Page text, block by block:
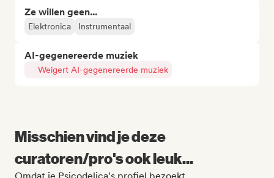
Ze willen geen...
Elektronica Instrumentaal
AI-gegenereerde muziek
Weigert AI-gegenereerde muziek
Misschien vind je deze
curatoren/pro's ook leuk...